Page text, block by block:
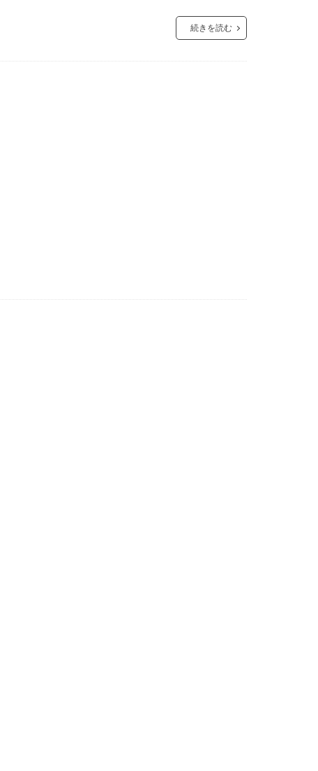
続きを読む